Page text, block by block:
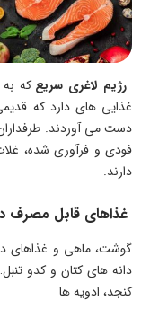
رژیم لاغری سریع که
غذایی های دارد که
دست می آوردند.
فودی و فرآوری شده،
دارند.
غذاهای قابل مصرف
گوشت، ماهی و غذاهای
دانه های کتان و کدو
کنجد، ادویه ها